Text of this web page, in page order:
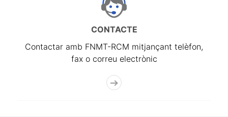
CONTACTE
Contactar amb FNMT-RCM mitjançant telèfon,
fax o correu electrònic